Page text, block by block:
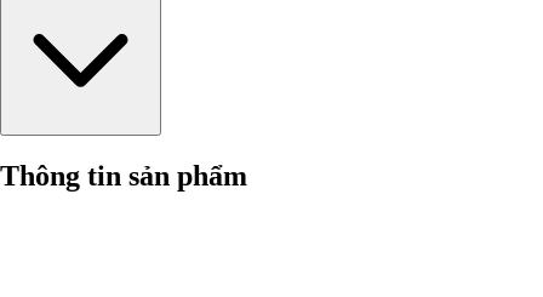
Thông tin sản phẩm